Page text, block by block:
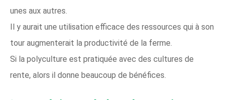
unes aux autres.
Il y aurait une utilisation efficace des ressources qui à son
tour augmenterait la productivité de la ferme.
Si la polyculture est pratiquée avec des cultures de
rente, alors il donne beaucoup de bénéfices.